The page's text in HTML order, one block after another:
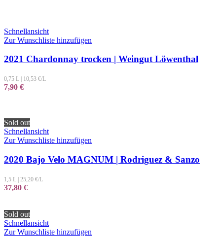
Schnellansicht
Zur Wunschliste hinzufügen
2021 Chardonnay trocken | Weingut Löwenthal
0,75 L 10,53 €/L
7,90 €
Sold out
Schnellansicht
Zur Wunschliste hinzufügen
2020 Bajo Velo MAGNUM | Rodriguez & Sanzo
1,5 L | 25,20 €/L
37,80 €
Sold out
Schnellansicht
Zur Wunschliste hinzufügen